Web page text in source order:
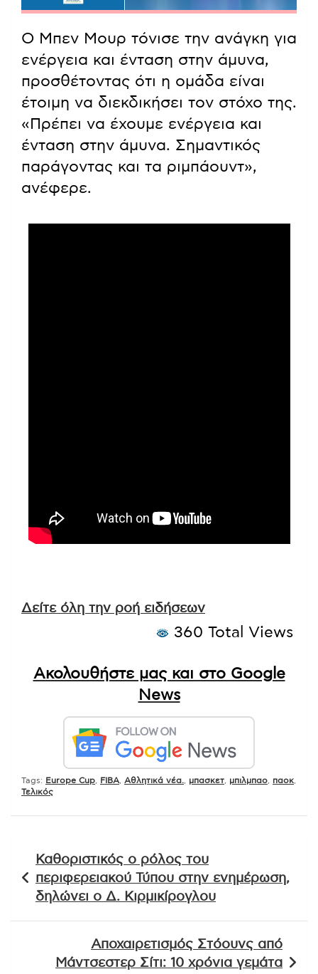
Ο Μπεν Μουρ τόνισε την ανάγκη για
ενέργεια και ένταση στην άμυνα,
προσθέτοντας ότι η ομάδα είναι
έτοιμη να διεκδικήσει τον στόχο της.
«Πρέπει να έχουμε ενέργεια και
ένταση στην άμυνα. Σημαντικός
παράγοντας και τα ριμπάουντ»,
ανέφερε.
Δείτε όλη την ροή ειδήσεων
360 Total Views
Ακολουθήστε μας και στο Google
News
Tags: Europe Cup FIBA Αθλητικά νέα. μπασκετ μπιλμπαο παοκ
Τελικός
άρθρων
Καθοριστικός ο ρόλος του
περιφερειακού Τύπου στην ενημέρωση,
δηλώνει ο Δ. Κιρμικίρογλου
Αποχαιρετισμός Στόουνς από
Μάντσεστερ Σίτι: 10 χρόνια γεμάτα